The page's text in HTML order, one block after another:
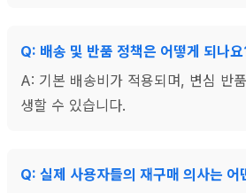
Q: 배송 및 반품 정책은 어떻게 되나
A: 기본 배송비가 적용되며, 변심 반
생할 수 있습니다.
Q: 실제 사용자들의 재구매 의사는 어